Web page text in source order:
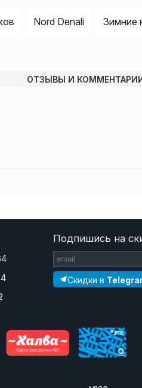
Nord Denali Зимние
ОТЗЫВЫ И
Подпишись на
Скидки в